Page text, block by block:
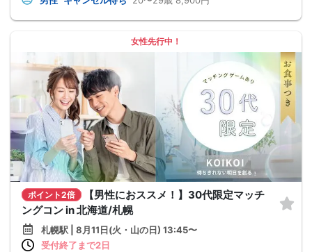
女性先行中！
ポイント2倍
【男性におススメ！】30代限定マッチ
ングコン in 北海道/札幌
札幌駅 | 8月11日(火・山の日) 13:45〜
受付終了まで2日